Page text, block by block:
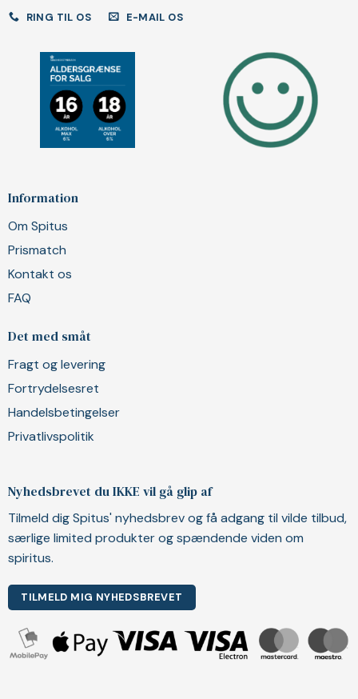
RING TIL OS E-MAIL OS
Information
Om Spitus
Prismatch
Kontakt os
FAQ
Det med småt
Fragt og levering
Fortrydelsesret
Handelsbetingelser
Privatlivspolitik
Nyhedsbrevet du IKKE vil gå glip af
Tilmeld dig Spitus' nyhedsbrev og få adgang til vilde tilbud,
særlige limited produkter og spændende viden om
spiritus.
TILMELD MIG NYHEDSBREVET